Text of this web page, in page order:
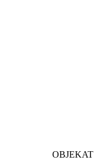
OBJEKAT